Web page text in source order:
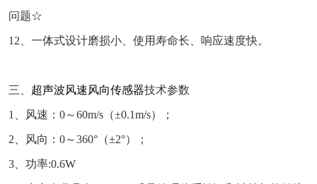
问题☆
12、一体式设计磨损小、使用寿命长、响应速度快。
三、 超声波风速风向传感器技术参数
1、风速：0～60m/s（±0.1m/s）；
2、风向：0～360°（±2°）；
3、功率:0.6W